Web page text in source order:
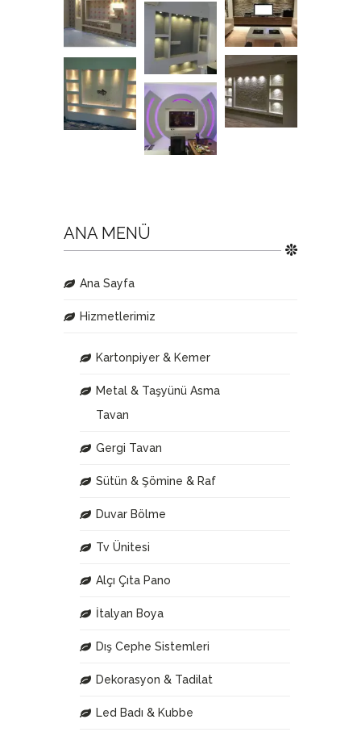
ANA MENÜ
Ana Sayfa
Hizmetlerimiz
Kartonpiyer & Kemer
Metal & Taşyünü Asma
Tavan
Gergi Tavan
Sütün & Şömine & Raf
Duvar Bölme
Tv Ünitesi
Alçı Çıta Pano
İtalyan Boya
Dış Cephe Sistemleri
Dekorasyon & Tadilat
Led Badı & Kubbe